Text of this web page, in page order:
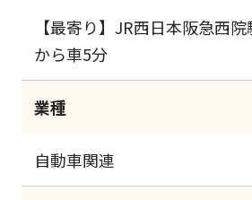
【最寄り】JR西日本阪急西
から車5分
業種
自動車関連